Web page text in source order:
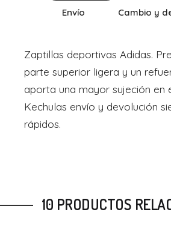
Envío Cambio y
Zaptillas deportivas Adidas.
parte superior ligera y un
aporta una mayor sujeción en
Kechulas envío y devolución
rápidos.
10 PRODUCTOS